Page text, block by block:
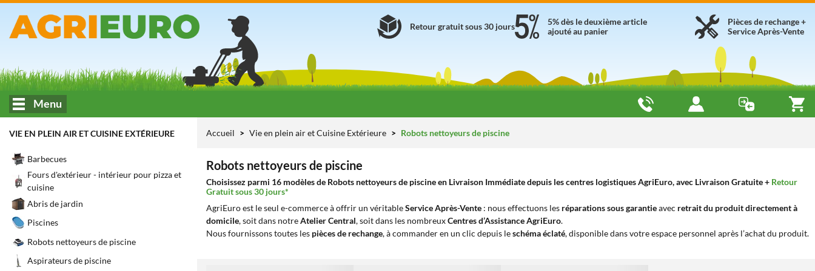
Pièces de rechange +
Service Après-Vente
5% dès le deuxième article
ajouté au panier
Retour gratuit sous 30 jours
Menu
VIE EN PLEIN AIR ET CUISINE EXTÉRIEURE
Barbecues
Fours d'extérieur - intérieur pour pizza et
cuisine
Abris de jardin
Piscines
Robots nettoyeurs de piscine
Aspirateurs de piscine
Accueil Vie en plein air et Cuisine Extérieure Robots nettoyeurs de piscine
Robots nettoyeurs de piscine
Choisissez parmi 16 modèles de Robots nettoyeurs de piscine en Livraison Immédiate depuis les centres logistiques AgriEuro, avec Livraison Gratuite + Retour
Gratuit sous 30 jours*
AgriEuro est le seul e-commerce à offrir un véritableService Après-Vente : nous effectuons les réparations sous garantieavec retrait du produit directement à
domicile, soit dans notreAtelier Central, soit dans les nombreuxCentres d’Assistance AgriEuro.
Nous fournissons toutes les pièces de rechange, à commander en un clic depuis leschéma éclaté, disponible dans votre espace personnel après l’achat du produit.